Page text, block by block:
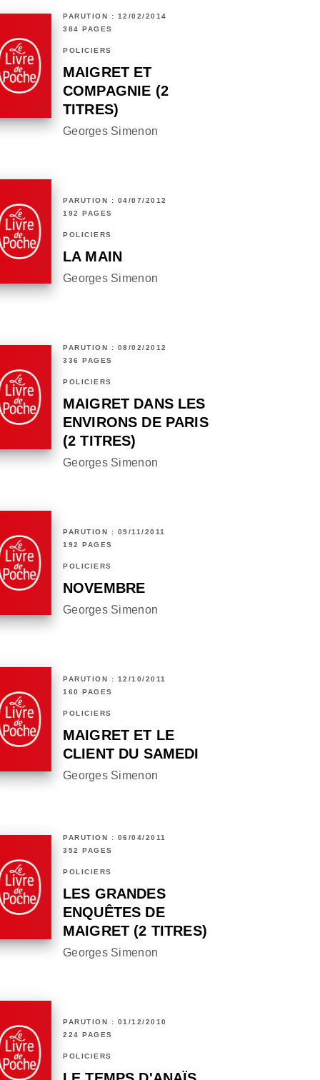
PARUTION : 12/02/2014
384 PAGES
POLICIERS
MAIGRET ET
COMPAGNIE (2
TITRES)
Georges Simenon
PARUTION : 04/07/2012
192 PAGES
POLICIERS
LA MAIN
Georges Simenon
PARUTION : 08/02/2012
336 PAGES
POLICIERS
MAIGRET DANS LES
ENVIRONS DE PARIS
(2 TITRES)
Georges Simenon
PARUTION : 09/11/2011
192 PAGES
POLICIERS
NOVEMBRE
Georges Simenon
PARUTION : 12/10/2011
160 PAGES
POLICIERS
MAIGRET ET LE
CLIENT DU SAMEDI
Georges Simenon
PARUTION : 06/04/2011
352 PAGES
POLICIERS
LES GRANDES
ENQUÊTES DE
MAIGRET (2 TITRES)
Georges Simenon
PARUTION : 01/12/2010
224 PAGES
POLICIERS